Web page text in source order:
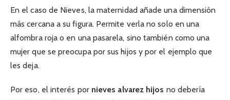
En el caso de Nieves, la maternidad añade una dimensión
más cercana a su figura. Permite verla no solo en una
alfombra roja o en una pasarela, sino también como una
mujer que se preocupa por sus hijos y por el ejemplo que
les deja.
Por eso, el interés por nieves alvarez hijos no debería